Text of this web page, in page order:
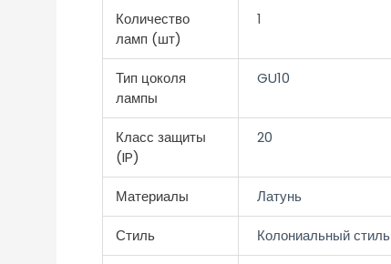
Количество
ламп (шт)
1
Тип цоколя
лампы
GU10
Класс защиты
(IP)
20
Материалы Латунь
Стиль Колониальный стиль